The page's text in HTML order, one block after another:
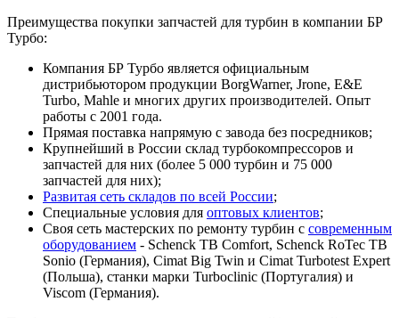
Преимущества покупки запчастей для турбин в компании БР
Турбо:
Компания БР Турбо является официальным
дистрибьютором продукции BorgWarner, Jrone, E&E
Turbo, Mahle и многих других производителей. Опыт
работы с 2001 года.
Прямая поставка напрямую с завода без посредников;
Крупнейший в России склад турбокомпрессоров и
запчастей для них (более 5 000 турбин и 75 000
запчастей для них);
Развитая сеть складов по всей России;
Специальные условия для оптовых клиентов;
Своя сеть мастерских по ремонту турбин с современным
оборудованием - Schenck TB Comfort, Schenck RoTec TB
Sonio (Германия), Cimat Big Twin и Cimat Turbotest Expert
(Польша), станки марки Turboclinic (Португалия) и
Viscom (Германия).